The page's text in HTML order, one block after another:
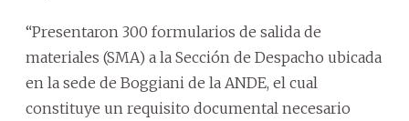
“Presentaron 300 formularios de salida de
materiales (SMA) a la Sección de Despacho ubicada
en la sede de Boggiani de la ANDE, el cual
constituye un requisito documental necesario